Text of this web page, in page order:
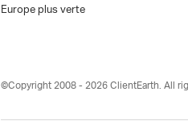
Europe plus verte
©Copyright 2008 - 2026 ClientEarth. All